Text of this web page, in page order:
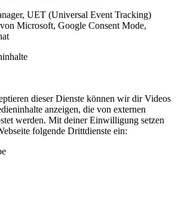
UET (Universal Event Tracking)
Microsoft, Google Consent Mode,
dieser Dienste können wir dir Videos
anzeigen, die von externen
werden. Mit deiner Einwilligung setzen
folgende Drittdienste ein: